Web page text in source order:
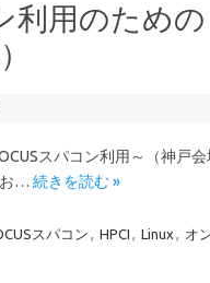
利用のため
スパコン利用～（神戸
お…続きを読む »
スパコン , HPCI , Linux , オ